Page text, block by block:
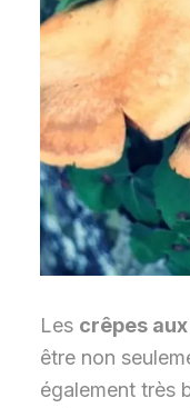
Les crêpes
être non
également très